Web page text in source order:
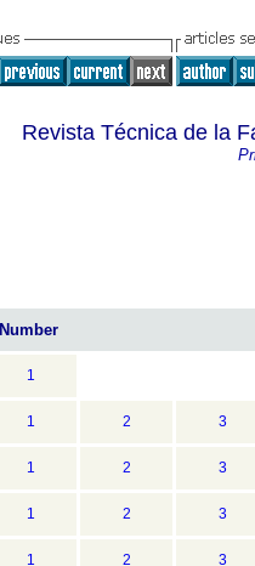
Revista Técnica de la
Number
1
1 2 3
1 2 3
1 2 3
1 2 3